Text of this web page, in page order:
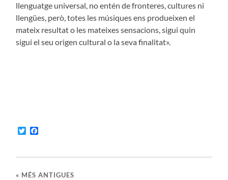
llenguatge universal, no entén de fronteres, cultures ni
llengües, però, totes les músiques ens produeixen el
mateix resultat o les mateixes sensacions, sigui quin
sigui el seu origen cultural o la seva finalitat».
Twitter
« MÉS ANTIGUES